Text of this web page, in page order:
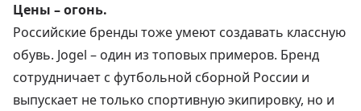
Цены – огонь.
Российские бренды тоже умеют создавать классную
обувь. Jogel – один из топовых примеров. Бренд
сотрудничает с футбольной сборной России и
выпускает не только спортивную экипировку, но и